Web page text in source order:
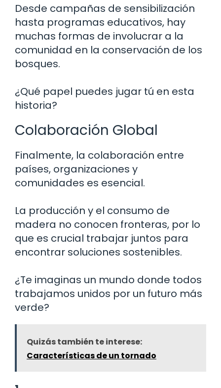
Desde campañas de sensibilización
hasta programas educativos, hay
muchas formas de involucrar a la
comunidad en la conservación de los
bosques.
¿Qué papel puedes jugar tú en esta
historia?
Colaboración Global
Finalmente, la colaboración entre
países, organizaciones y
comunidades es esencial.
La producción y el consumo de
madera no conocen fronteras, por lo
que es crucial trabajar juntos para
encontrar soluciones sostenibles.
¿Te imaginas un mundo donde todos
trabajamos unidos por un futuro más
verde?
Quizás también te interese:
Características de un tornado